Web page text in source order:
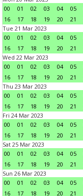
00
01 02 03 04 05
16
17 18 19 20 21
Tue 21 Mar 2023
00
01 02 03 04 05
16
17 18 19 20 21
Wed 22 Mar 2023
00
01 02 03 04 05
16
17 18 19 20 21
Thu 23 Mar 2023
00
01 02 03 04 05
16
17 18 19 20 21
Fri 24 Mar 2023
00
01 02 03 04 05
16
17 18 19 20 21
Sat 25 Mar 2023
00
01 02 03 04 05
16
17 18 19 20 21
Sun 26 Mar 2023
00
01 02 03 04 05
16
17 18 19 20 21